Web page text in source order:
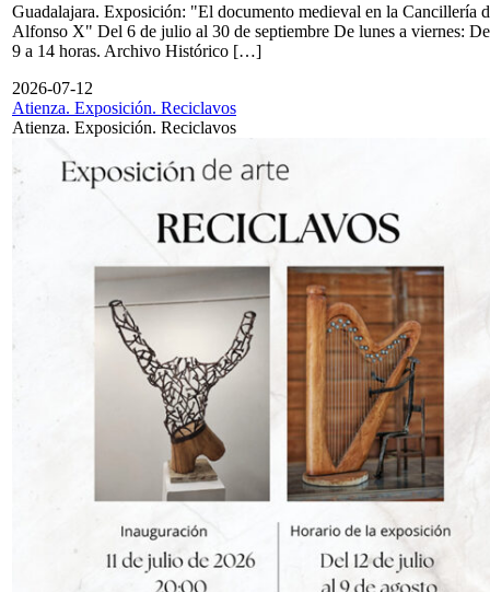
Guadalajara. Exposición: "El documento medieval en la Cancillería
Alfonso X" Del 6 de julio al 30 de septiembre De lunes a viernes: De
9 a 14 horas. Archivo Histórico […]
2026-07-12
Atienza. Exposición. Reciclavos
Atienza. Exposición. Reciclavos